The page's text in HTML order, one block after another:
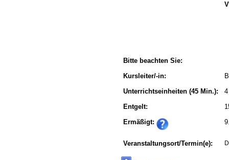
Bitte beachten Sie:
Kursleiter/-in:
Unterrichtseinheiten (45 Min.):
Entgelt:
Ermäßigt:
Veranstaltungsort/Termin(e):